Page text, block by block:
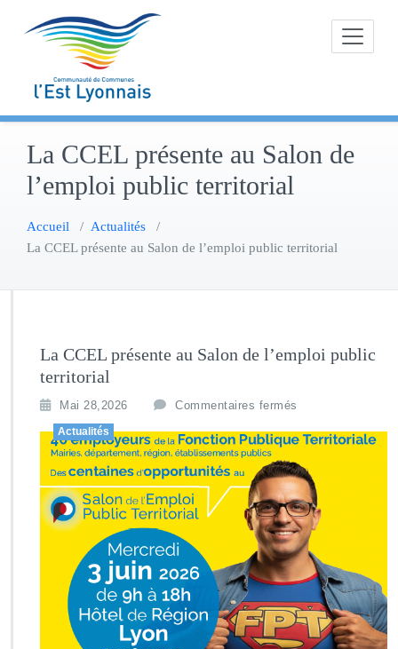
La CCEL présente au Salon de
l’emploi public territorial
Accueil / Actualités /
La CCEL présente au Salon de l’emploi public territorial
La CCEL présente au Salon de l’emploi public
territorial
Mai 28,2026 Commentaires fermés
Actualités